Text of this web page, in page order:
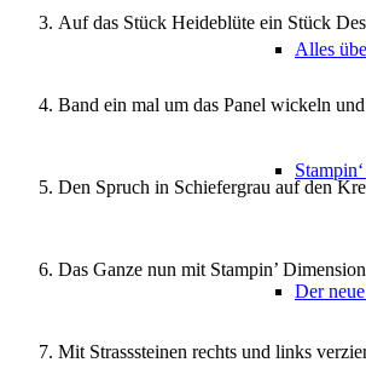
Alles
Der
Auf das Stück Heideblüte ein Stück
Band ein mal um das Panel wickeln
Den Spruch in Schiefergrau auf den
Das Ganze nun mit Stampin’
Mit Strasssteinen rechts und links